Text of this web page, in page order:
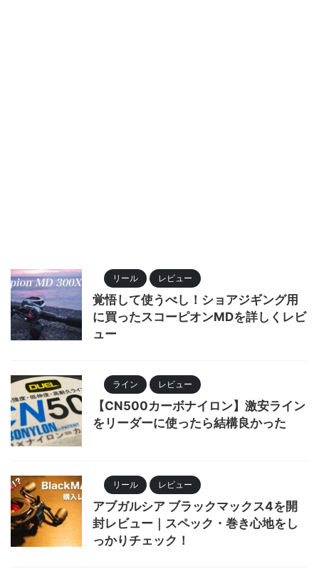
リール レビュー
覚悟して使うべし！ショアジギング用
に買ったスコーピオンMDを詳しくレビ
ュー
ライン レビュー
【CN500カーボナイロン】激安ライン
をリーダーに使ったら結構良かった
リール レビュー
アブガルシア ブラックマックス4を開
封レビュー｜スペック・巻き心地をし
っかりチェック！